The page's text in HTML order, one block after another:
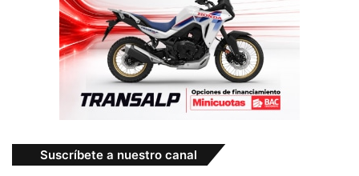
Suscríbete a nuestro canal